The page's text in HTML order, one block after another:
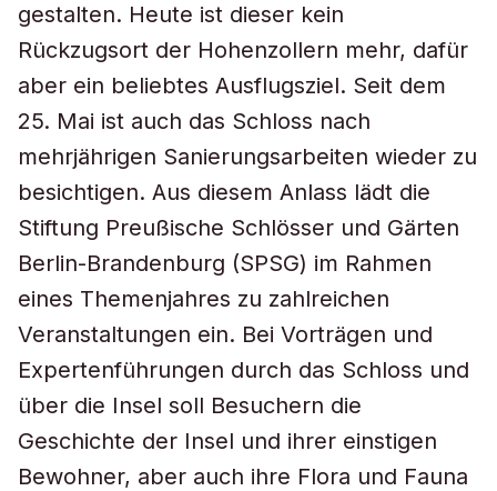
gestalten. Heute ist dieser kein
Rückzugsort der Hohenzollern mehr, dafür
aber ein beliebtes Ausflugsziel. Seit dem
25. Mai ist auch das Schloss nach
mehrjährigen Sanierungsarbeiten wieder zu
besichtigen. Aus diesem Anlass lädt die
Stiftung Preußische Schlösser und Gärten
Berlin-Brandenburg (SPSG) im Rahmen
eines Themenjahres zu zahlreichen
Veranstaltungen ein. Bei Vorträgen und
Expertenführungen durch das Schloss und
über die Insel soll Besuchern die
Geschichte der Insel und ihrer einstigen
Bewohner, aber auch ihre Flora und Fauna